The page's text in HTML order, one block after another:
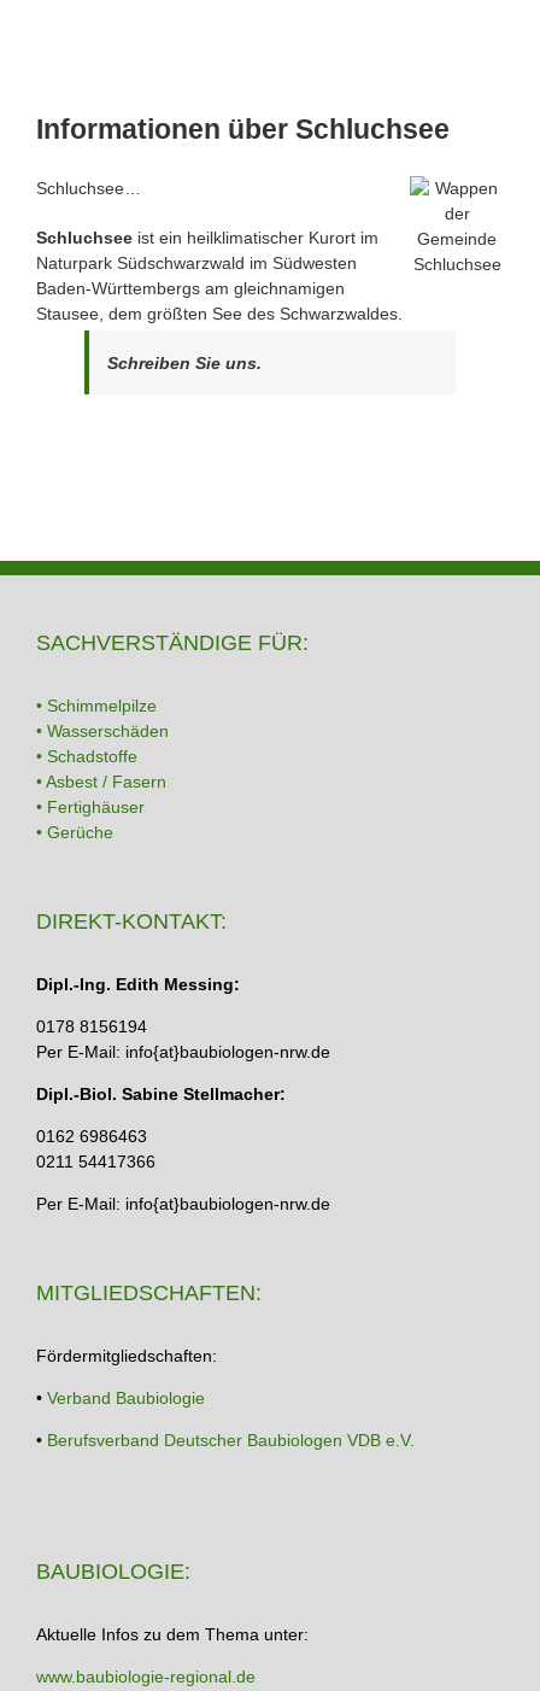
Informationen über Schluchsee
Schluchsee…
Schluchsee ist ein heilklimatischer Kurort im
Naturpark Südschwarzwald im Südwesten
Baden-Württembergs am gleichnamigen
Stausee, dem größten See des Schwarzwaldes.
Schreiben Sie uns.
SACHVERSTÄNDIGE FÜR:
• Schimmelpilze
• Wasserschäden
• Schadstoffe
• Asbest / Fasern
• Fertighäuser
• Gerüche
DIREKT-KONTAKT:
Dipl.-Ing. Edith Messing:
0178 8156194
Per E-Mail: info{at}baubiologen-nrw.de
Dipl.-Biol. Sabine Stellmacher:
0162 6986463
0211 54417366
Per E-Mail: info{at}baubiologen-nrw.de
MITGLIEDSCHAFTEN:
Fördermitgliedschaften:
• Verband Baubiologie
• Berufsverband Deutscher Baubiologen VDB e.V.
BAUBIOLOGIE:
Aktuelle Infos zu dem Thema unter:
www.baubiologie-regional.de